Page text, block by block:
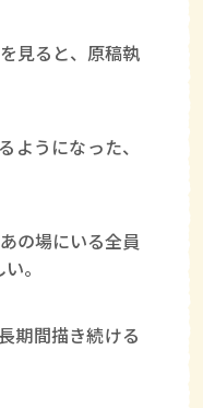
見ると、原稿執
うになった、
の場にいる全員
。
期間描き続ける